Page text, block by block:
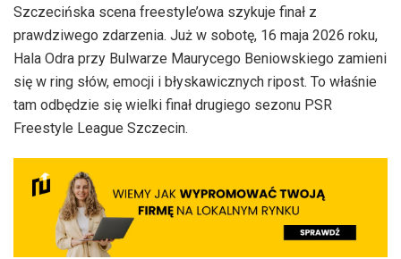
Szczecińska scena freestyle’owa szykuje finał z
prawdziwego zdarzenia. Już w sobotę, 16 maja 2026 roku,
Hala Odra przy Bulwarze Maurycego Beniowskiego zamieni
się w ring słów, emocji i błyskawicznych ripost. To właśnie
tam odbędzie się wielki finał drugiego sezonu PSR
Freestyle League Szczecin.